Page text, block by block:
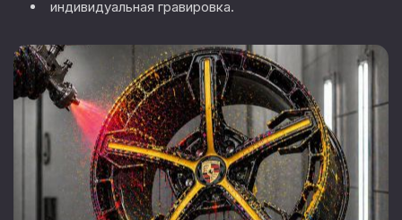
индивидуальная гравировка.